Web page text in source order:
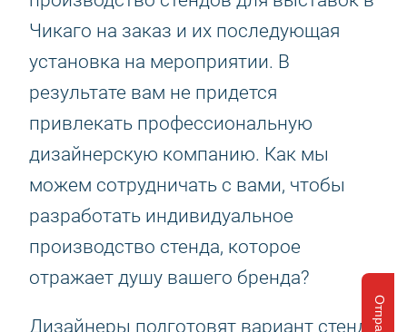
Чикаго на заказ и их последующая
установка на мероприятии. В
результате вам не придется
привлекать профессиональную
дизайнерскую компанию. Как мы
можем сотрудничать с вами, чтобы
разработать индивидуальное
производство стенда, которое
отражает душу вашего бренда?
Дизайнеры подготовят вариант стенда